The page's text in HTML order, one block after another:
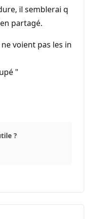
il semblerai q
partagé.
voient pas les in
"
?